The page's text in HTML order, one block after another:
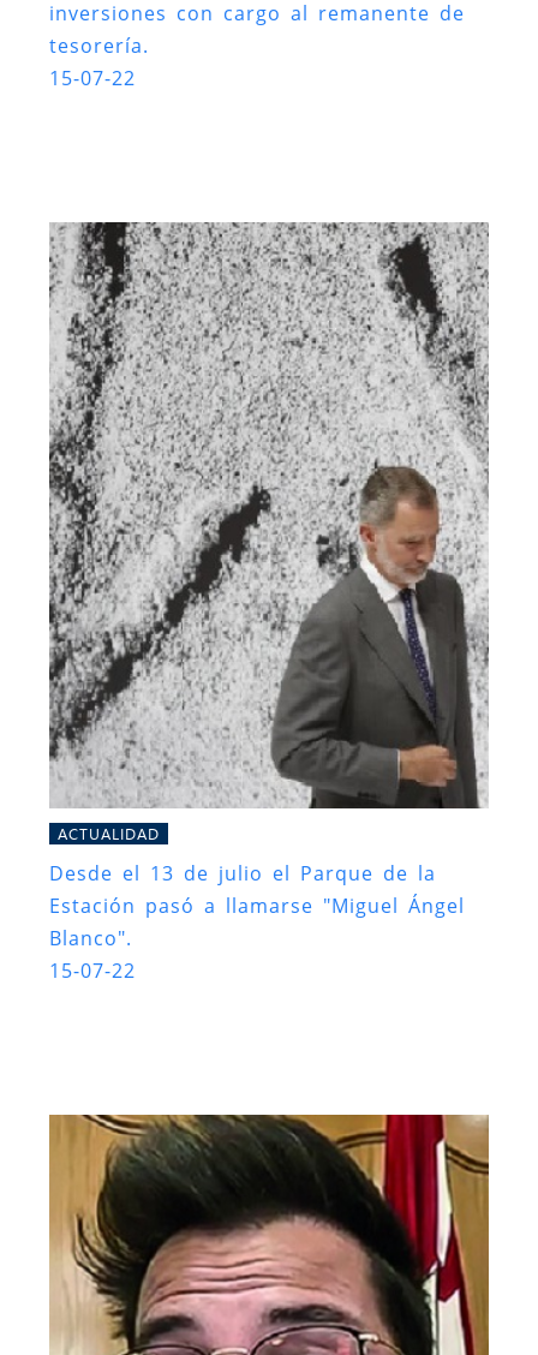
inversiones con cargo al remanente de
tesorería.
15-07-22
ACTUALIDAD
Desde el 13 de julio el Parque de la
Estación pasó a llamarse "Miguel Ángel
Blanco".
15-07-22